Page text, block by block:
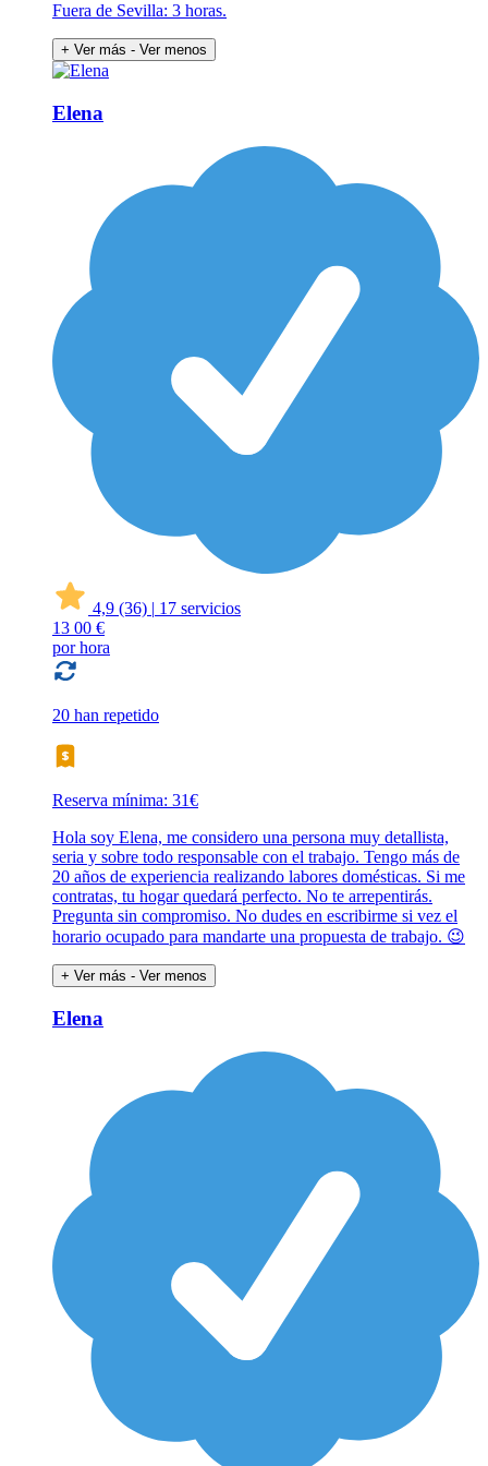
Fuera de Sevilla: 3 horas.
+ Ver más - Ver menos
Elena
4,9 (36) | 17 servicios
13 00 €
por hora
20 han repetido
Reserva mínima: 31€
Hola soy Elena, me considero una persona muy detallista,
seria y sobre todo responsable con el trabajo. Tengo más de
20 años de experiencia realizando labores domésticas. Si me
contratas, tu hogar quedará perfecto. No te arrepentirás.
Pregunta sin compromiso. No dudes en escribirme si vez el
horario ocupado para mandarte una propuesta de trabajo. 😉
+ Ver más - Ver menos
Elena